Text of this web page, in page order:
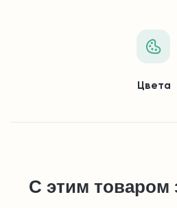
Цвета
С этим товаром